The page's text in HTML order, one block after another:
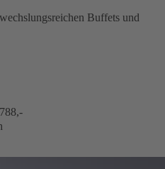
Buffets und
788,-